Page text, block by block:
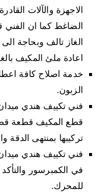
الاجهزة والآلات
الضاغط كما ان الفني
الغاز تالف وبحاجة
اعادة ملئ المكيف
خدمة اصلاح كافة
الزبون.
فني تكييف هندي
قطع المكيف قطعة
تركيبها بمنتهى الدقة
فني تكييف هندي
في الكمبرسور
للمحرك.